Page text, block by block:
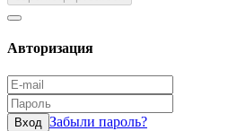
Авторизация
Вход Забыли пароль?